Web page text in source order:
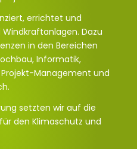
errichtet und
Dazu
in den Bereichen
Informatik,
Management und
setzten wir auf die
den Klimaschutz und